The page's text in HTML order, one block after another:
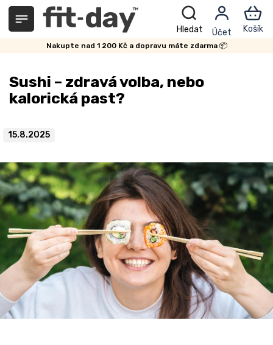
Přejít
obsah
Nakupte nad 1 200 Kč a dopravu máte zdarma 📦
Sushi – zdravá volba, nebo
kalorická past?
15.8.2025